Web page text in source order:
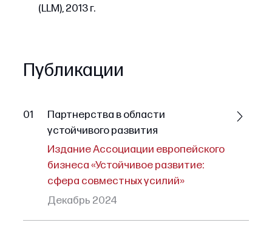
(LLM), 2013 г.
Публикации
01
Партнерства в области
устойчивого развития
Издание Ассоциации европейского
бизнеса «Устойчивое развитие:
сфера совместных усилий»
Декабрь 2024